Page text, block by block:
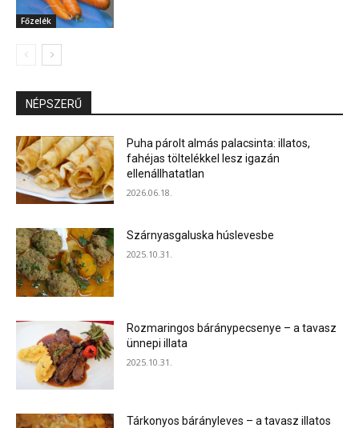
Főzelék
NÉPSZERŰ
Puha párolt almás palacsinta: illatos,
fahéjas töltelékkel lesz igazán
ellenállhatatlan
2026.06.18.
Szárnyasgaluska húslevesbe
2025.10.31.
Rozmaringos báránypecsenye – a tavasz
ünnepi illata
2025.10.31.
Tárkonyos bárányleves – a tavasz illatos